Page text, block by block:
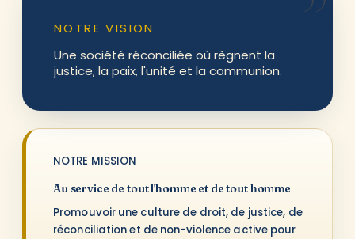
NOTRE VISION
Une société réconciliée où règnent la
justice, la paix, l'unité et la communion.
NOTRE MISSION
Au service de tout l'homme et de tout homme
Promouvoir une culture de droit, de justice, de
réconciliation et de non-violence active pour